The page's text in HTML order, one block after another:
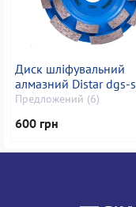
Диск шліфувальний
алмазний Distar dgs-s
100/22,23 beton
Предложений (6)
600 грн